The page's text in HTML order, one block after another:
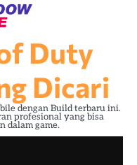
Duty
Dicari
dengan Build terbaru ini.
profesional yang bisa
dalam game.